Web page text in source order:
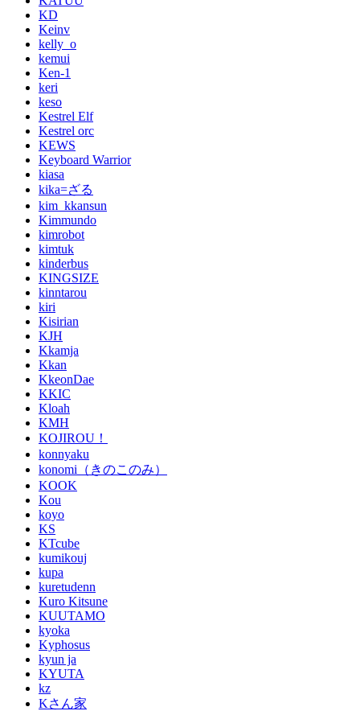
KD
Keinv
kelly_o
kemui
Ken-1
keri
keso
Kestrel Elf
Kestrel orc
KEWS
Keyboard Warrior
kiasa
kika=ざる
kim_kkansun
Kimmundo
kimrobot
kimtuk
kinderbus
KINGSIZE
kinntarou
kiri
Kisirian
KJH
Kkamja
Kkan
KkeonDae
KKIC
Kloah
KMH
KOJIROU！
konnyaku
konomi（きのこのみ）
KOOK
Kou
koyo
KS
KTcube
kumikouj
kupa
kuretudenn
Kuro Kitsune
KUUTAMO
kyoka
Kyphosus
kyun ja
KYUTA
kz
Kさん家